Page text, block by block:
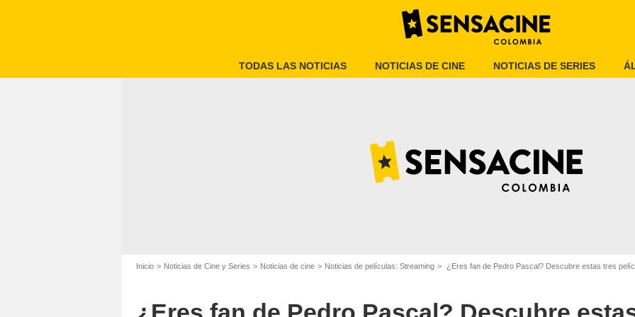
TODAS LAS NOTICIAS NOTICIAS DE CINE NOTICIAS DE SERIES
Inicio Noticias de Cine y Series Noticias de cine Noticias de películas: Streaming ¿Eres fan de Pedro Pascal? Descubre estas tres